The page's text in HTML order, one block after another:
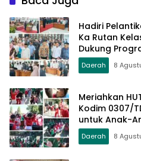
Hadiri
Ka Rutan
Dukung
Daerah 8
Meriahkan
Kodim 0307/
untuk Anak-
Daerah 8